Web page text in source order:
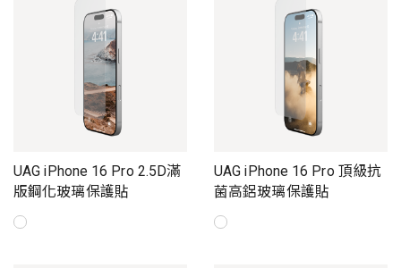
UAG iPhone 16 Pro 2.5D滿
版鋼化玻璃保護貼
UAG iPhone 16 Pro 頂級抗
菌高鋁玻璃保護貼